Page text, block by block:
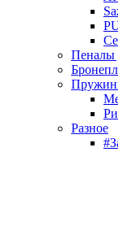
Пеналы
Разное